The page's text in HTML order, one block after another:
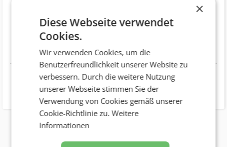
AT 1060 Wien
Telefonnummer +43 (1) 997 1644
Website http://www.stereosense.com
×
Diese Webseite verwendet
Cookies.
Wir verwenden Cookies, um die
Benutzerfreundlichkeit unserer Website zu
verbessern. Durch die weitere Nutzung
unserer Webseite stimmen Sie der
Verwendung von Cookies gemäß unserer
Cookie-Richtlinie zu.Weitere
Informationen